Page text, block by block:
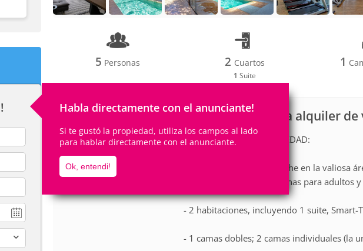
Habla directamente con el anunciante!
Si te gustó la propiedad, utiliza los campos al lado
para hablar directamente con el anunciante.
Ok, entendi!
5 Personas 2 Cuartos
1 Suite
1
Apartamento para alquiler de
Descripción
INFORMACIÓN DE PROPIEDAD:
- Lanzamiento en Campeche en la valiosa
ocio innovadora con piscinas para adultos
- 2 habitaciones, incluyendo 1 suite, Smart-
- 1 camas dobles; 2 camas individuales (la